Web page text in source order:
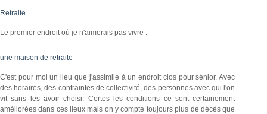
Retraite
Le premier endroit où je n'aimerais pas vivre :
une maison de retraite
C'est pour moi un lieu que j'assimile à un endroit clos pour sénior. Avec
des horaires, des contraintes de collectivité, des personnes avec qui l'on
vit sans les avoir choisi. Certes les conditions ce sont certainement
améliorées dans ces lieux mais on y compte toujours plus de décès que